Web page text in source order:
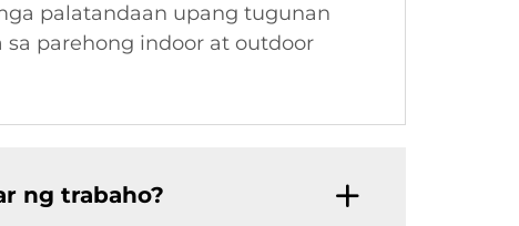
palatandaan upang tugunan
parehong indoor at outdoor
ng trabaho?